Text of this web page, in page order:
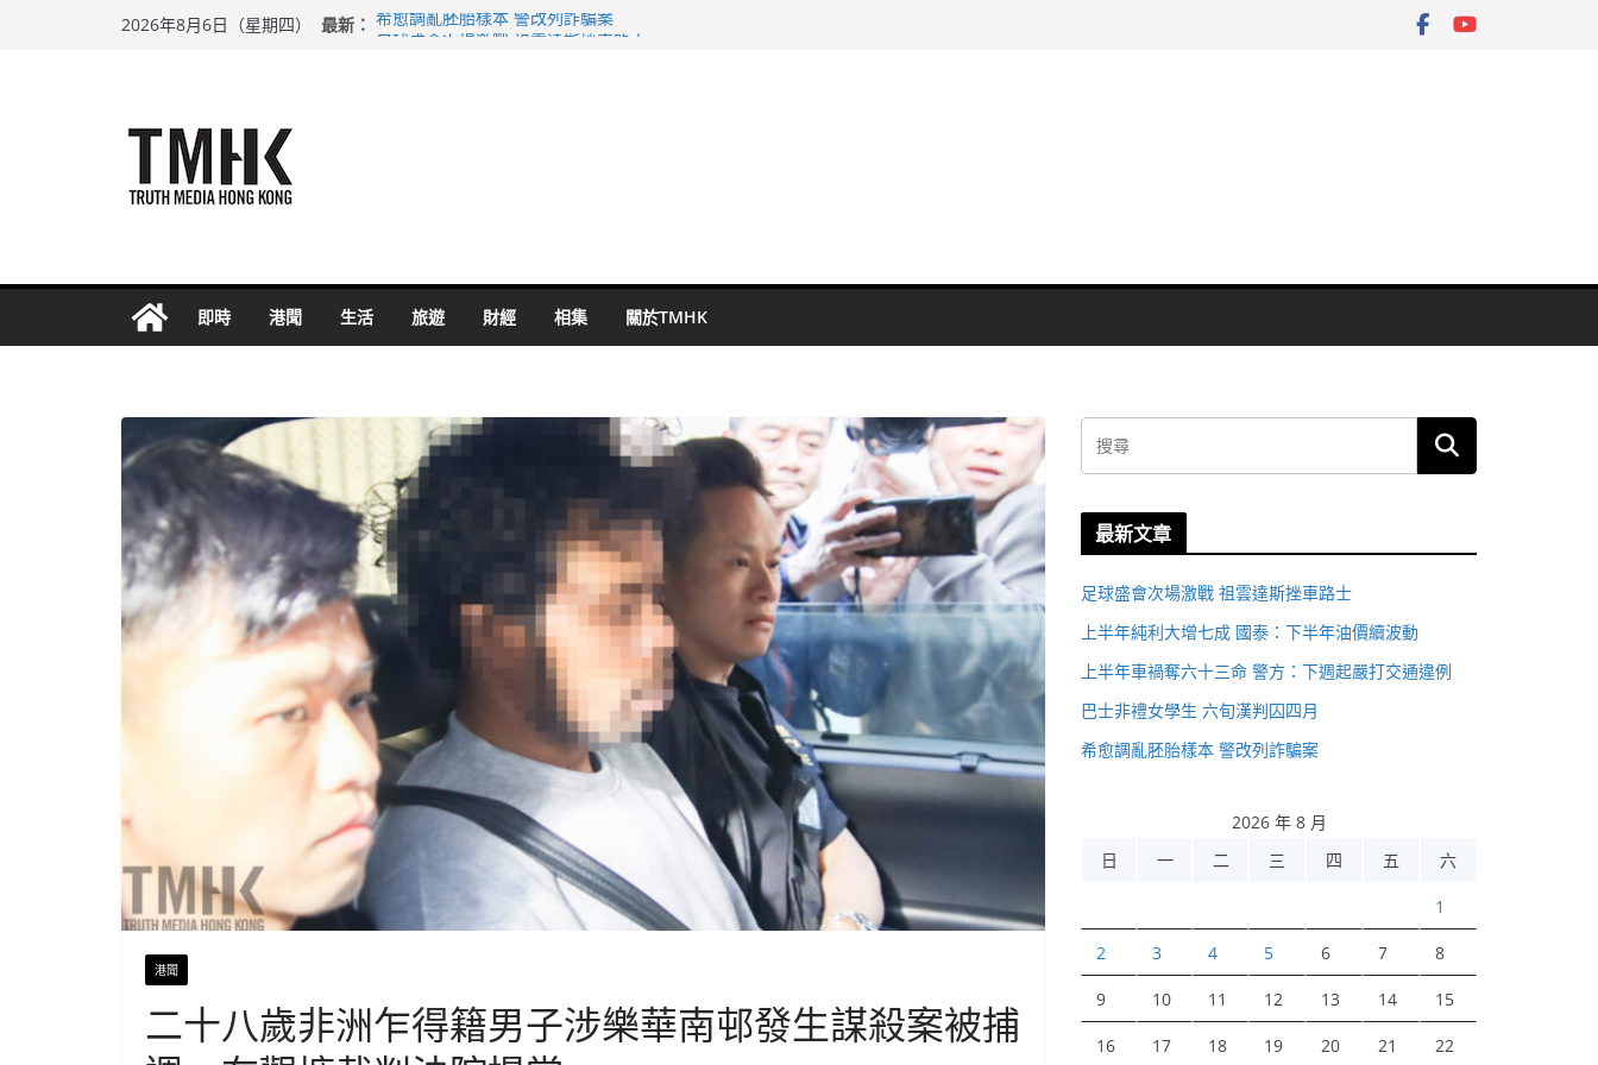
2026年8月6日（星期四） 最新： 希愈調亂胚胎樣本 警改列詐騙案
即時 港聞 生活 旅遊 財經 相集 關於TMHK
港聞
二十八歲非洲乍得籍男子涉樂華南邨發生謀殺案被捕
最新文章
足球盛會次場激戰 祖雲達斯挫車路士
上半年純利大增七成 國泰：下半年油價續波動
上半年車禍奪六十三命 警方：下週起嚴打交通違例
巴士非禮女學生 六旬漢判囚四月
希愈調亂胚胎樣本 警改列詐騙案
2026 年 8 月
日
一 二 三 四 五 六
1
2 3 4 5 6 7 8
9 10 11 12 13 14 15
16 17 18 19 20 21 22